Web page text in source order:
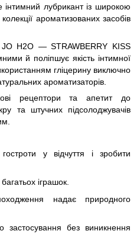
лубрикант із широкою
ароматизованих засобів
JO H2O — STRAWBERRY KISS
й поліпшує якість інтимної
гліцерину виключно
ароматизаторів.
рецептори та апетит до
та штучних підсолоджувачів
у відчуття і зробити
іграшок.
надає природного
застосування без виникнення